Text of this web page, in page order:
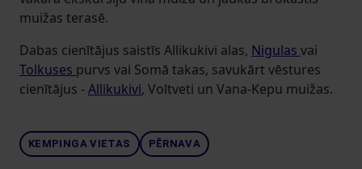
muižas terasē.
Dabas cienītājus saistīs Allikukivi alas, Nigulas vai
Tolkuses purvs vai Somā takas, savukārt vēstures
cienītājus -Allikukivi, Voltveti un Vana-Kepu muižas.
KEMPINGA VIETAS PĒRNAVA